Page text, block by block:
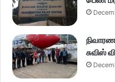
சுவிஸ்